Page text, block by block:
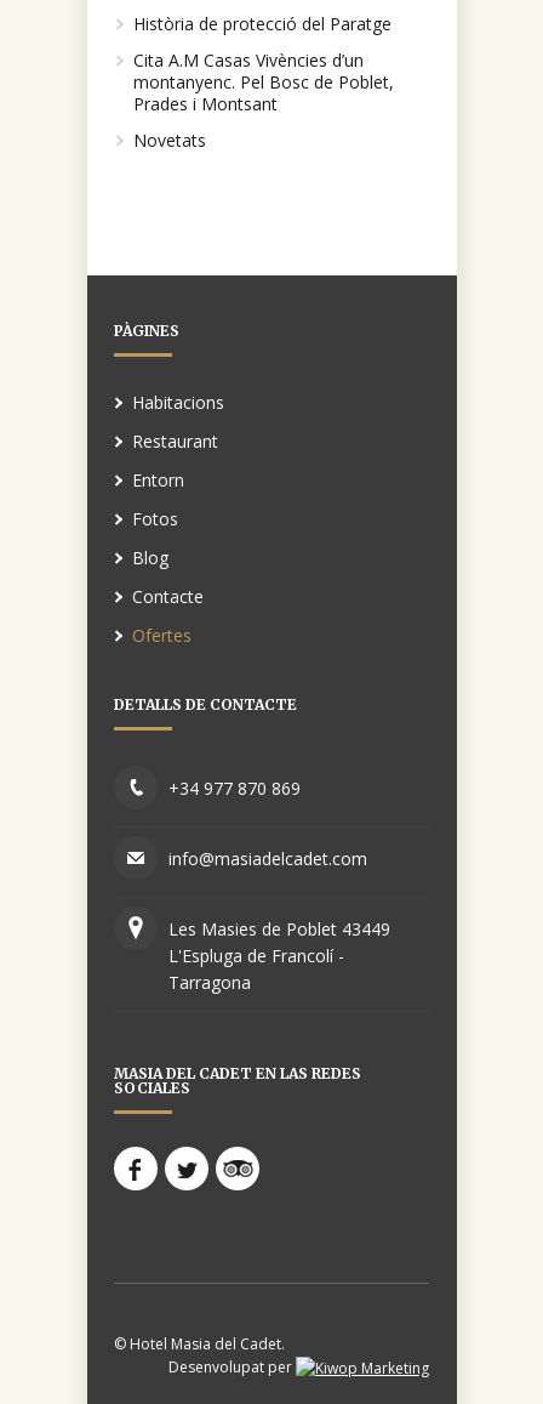
Història de protecció del Paratge
Cita A.M Casas Vivències d’un
montanyenc. Pel Bosc de Poblet,
Prades i Montsant
Novetats
PÀGINES
Habitacions
Restaurant
Entorn
Fotos
Blog
Contacte
Ofertes
DETALLS DE CONTACTE
+34 977 870 869
info@masiadelcadet.com
Les Masies de Poblet 43449
L'Espluga de Francolí -
Tarragona
MASIA DEL CADET EN LAS REDES
SOCIALES
© Hotel Masia del Cadet.
Desenvolupat per